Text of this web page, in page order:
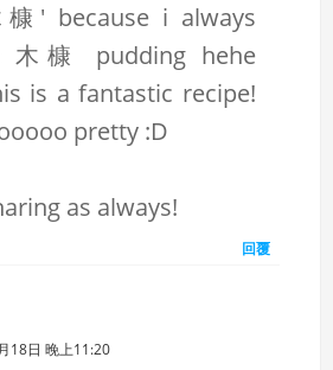
' because i always
槺 pudding hehe
is a fantastic recipe!
pretty :D
as always!
回覆
18日 晚上11:20